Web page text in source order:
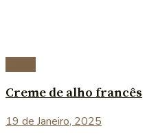
Creme de alho francês
19 de Janeiro, 2025